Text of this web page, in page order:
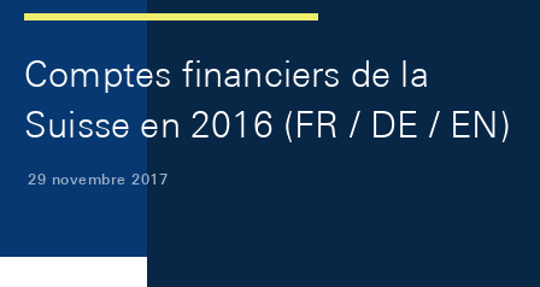
Comptes financiers de la
Suisse en 2016 (FR / DE / EN)
29 novembre 2017